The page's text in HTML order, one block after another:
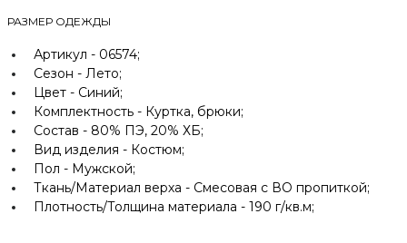
РАЗМЕР ОДЕЖДЫ
Артикул - 06574;
Сезон - Лето;
Цвет - Синий;
Комплектность - Куртка, брюки;
Состав - 80% ПЭ, 20% ХБ;
Вид изделия - Костюм;
Пол - Мужской;
Ткань/Материал верха - Смесовая с ВО пропиткой;
Плотность/Толщина материала - 190 г/кв.м;